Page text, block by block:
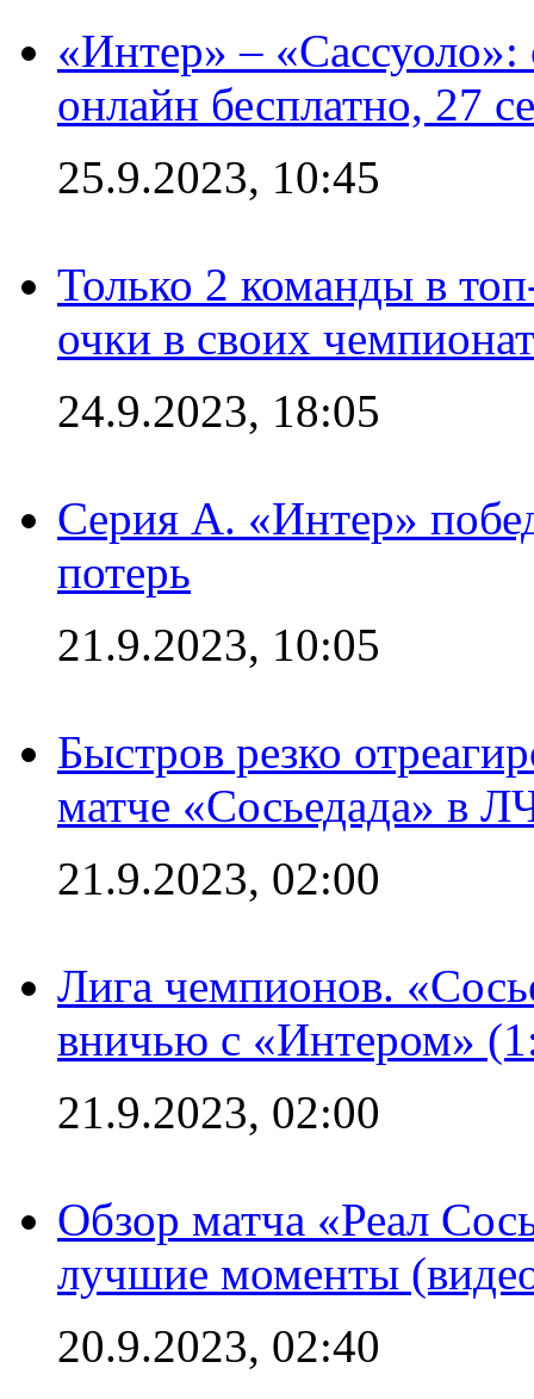
«Интер» –
онлайн бесплатно, 27
25.9.2023, 10:45
Только 2 команды в
очки в своих
24.9.2023, 18:05
Серия А. «Интер»
потерь
21.9.2023, 10:05
Быстров резко
матче «Сосьедада» в
21.9.2023, 02:00
Лига чемпионов.
вничью с «Интером»
21.9.2023, 02:00
Обзор матча «Реал
лучшие моменты
20.9.2023, 02:40